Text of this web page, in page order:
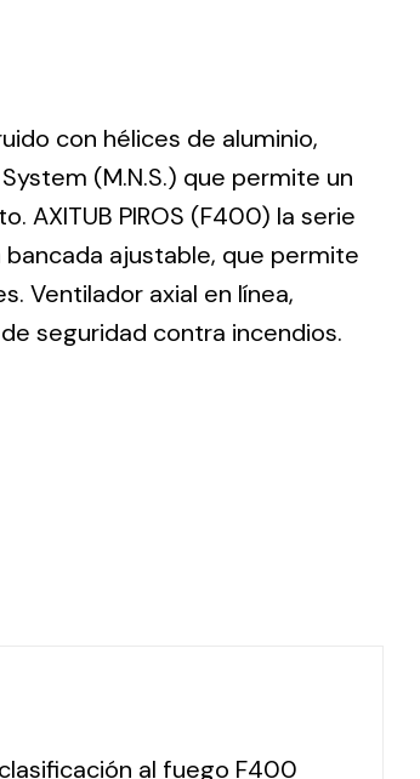
con hélices de aluminio,
(M.N.S.) que permite un
AXITUB PIROS (F400) la serie
ajustable, que permite
Ventilador axial en línea,
seguridad contra incendios.
al fuego F400